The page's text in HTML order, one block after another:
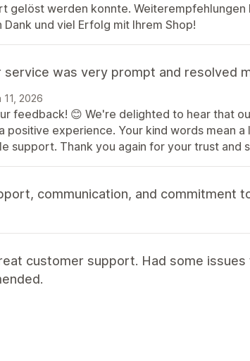
gelöst werden konnte. Weiterempfehlungen
und viel Erfolg mit Ihrem Shop!
was very prompt and resolved
11, 2026
feedback! 😊 We're delighted to hear that
positive experience. Your kind words mean
support. Thank you again for your trust and
communication, and commitment
customer support. Had some